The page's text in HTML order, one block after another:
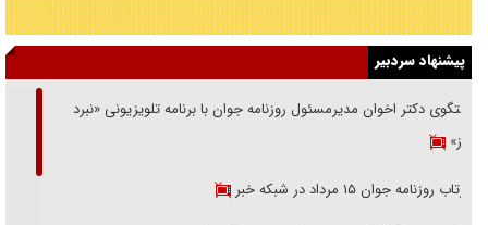
پیشنهاد سردبیر
گفتگوی دکتر اخوان مدیرمسئول روزنامه جوان با برنامه تلویزیونی «نبرد
هرمز»
بازتاب روزنامه جوان ۱۵ مرداد در شبکه خبر